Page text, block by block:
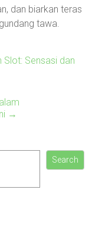
dan biarkan teras
tawa.
Slot: Sensasi dan
→
Search